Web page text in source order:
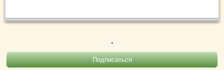
.